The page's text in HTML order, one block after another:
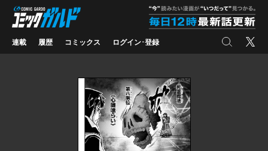
コミックガルド
連載 履歴 コミックス ログイン･登録 検索 X